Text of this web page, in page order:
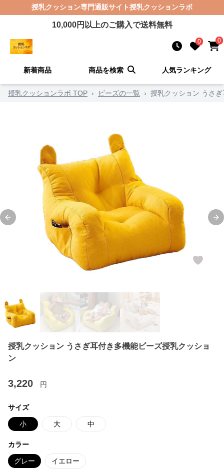
授乳クッション専門通販サイト授乳クッションラボ
10,000円以上のご購入で送料無料
0 0
新着商品 商品を検索 人気ランキング
授乳クッションラボ TOP › ビーズの一覧 › 授乳クッション うさ
Previous slide
授乳クッション うさぎ耳付き多機能ビーズ授乳クッショ
ン
3,220 円
サイズ
小 大 中
カラー
グレー イエロー